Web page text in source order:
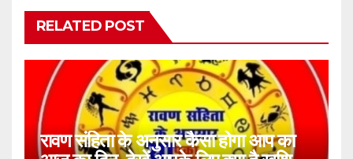
RELATED POST
रावण संहिता के अनुसार कैसा होगा आप का